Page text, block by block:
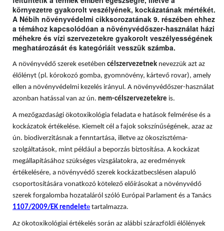
környezetre gyakorolt veszélyének, kockázatának mértékét.
A Nébih növényvédelmi cikksorozatának 9. részében ehhez
a témához kapcsolódóan a növényvédőszer-használat házi
méhekre és vízi szervezetekre gyakorolt veszélyességének
meghatározását és kategóriáit vesszük számba.
A növényvédő szerek esetében célszervezetnek nevezzük azt az
élőlényt (pl. kórokozó gomba, gyomnövény, kártevő rovar), amely
ellen a növényvédelmi kezelés irányul. A növényvédőszer-használat
azonban hatással van az ún. nem-célszervezetekre is.
A mezőgazdasági ökotoxikológia feladata e hatások felmérése és a
kockázatok értékelése. Kiemelt cél a fajok sokszínűségének, azaz az
ún. biodiverzitásnak a fenntartása, illetve az ökoszisztéma-
szolgáltatások, mint például a beporzás biztosítása. A kockázat
megállapításához szükséges vizsgálatokra, az eredmények
értékelésére, a növényvédő szerek kockázatbecslésen alapuló
csoportosítására vonatkozó kötelező előírásokat a növényvédő
szerek forgalomba hozataláról szóló Európai Parlament és a Tanács
1107/2009/EK rendelete tartalmazza.
Az ökotoxikológiai értékelés során az alábbi szárazföldi élőlények